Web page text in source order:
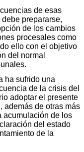
de esas
prepararse,
de los cambios
procesales como
ello con el objetivo
del normal
ha sufrido una
de la crisis del
adoptar el presente
además de otras más
acumulación de los
del estado
de la